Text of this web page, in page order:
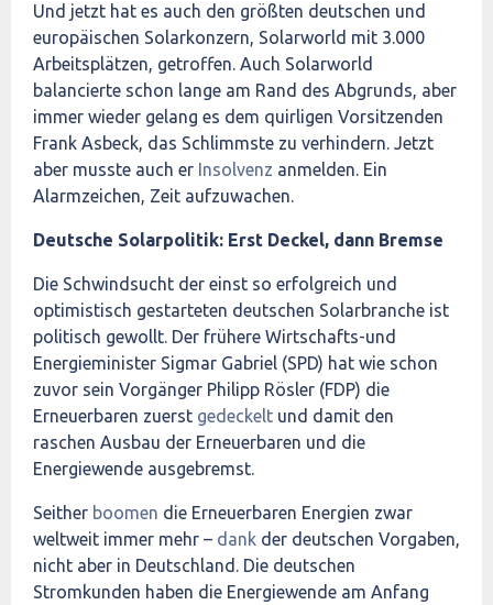
Und jetzt hat es auch den größten deutschen und
europäischen Solarkonzern, Solarworld mit 3.000
Arbeitsplätzen, getroffen. Auch Solarworld
balancierte schon lange am Rand des Abgrunds, aber
immer wieder gelang es dem quirligen Vorsitzenden
Frank Asbeck, das Schlimmste zu verhindern. Jetzt
aber musste auch er Insolvenz anmelden. Ein
Alarmzeichen, Zeit aufzuwachen.
Deutsche Solarpolitik: Erst Deckel, dann Bremse
Die Schwindsucht der einst so erfolgreich und
optimistisch gestarteten deutschen Solarbranche ist
politisch gewollt. Der frühere Wirtschafts-und
Energieminister Sigmar Gabriel (SPD) hat wie schon
zuvor sein Vorgänger Philipp Rösler (FDP) die
Erneuerbaren zuerst gedeckelt und damit den
raschen Ausbau der Erneuerbaren und die
Energiewende ausgebremst.
Seither boomen die Erneuerbaren Energien zwar
weltweit immer mehr – dank der deutschen Vorgaben,
nicht aber in Deutschland. Die deutschen
Stromkunden haben die Energiewende am Anfang